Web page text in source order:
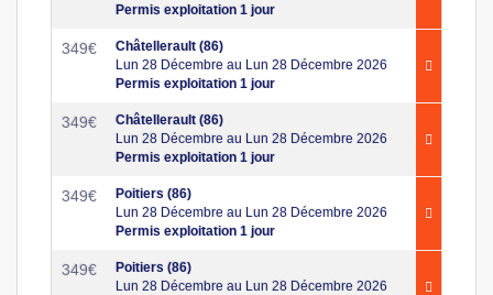
Permis exploitation 1 jour
349€
Châtellerault (86)
Lun 28 Décembre au Lun 28 Décembre 2026
Permis exploitation 1 jour
349€
Châtellerault (86)
Lun 28 Décembre au Lun 28 Décembre 2026
Permis exploitation 1 jour
349€
Poitiers (86)
Lun 28 Décembre au Lun 28 Décembre 2026
Permis exploitation 1 jour
349€
Poitiers (86)
Lun 28 Décembre au Lun 28 Décembre 2026